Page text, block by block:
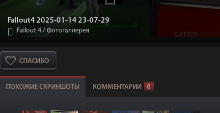
Fallout4 2025-01-14 23-07-29
Fallout 4 / Фотогаллерея
СПАСИБО
ПОХОЖИЕ СКРИНШОТЫ КОММЕНТАРИИ 0